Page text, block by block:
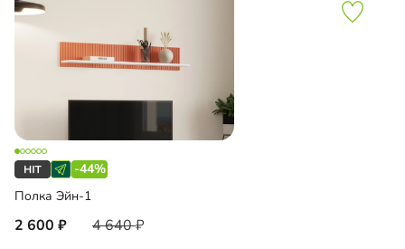
-44%
Полка Эйн-1
2 600 4 640